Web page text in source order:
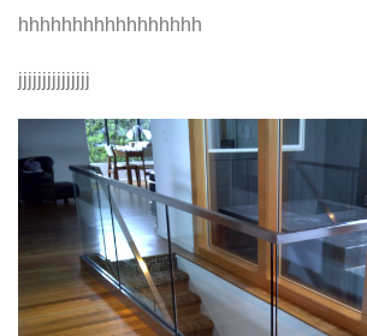
hhhhhhhhhhhhhhhhh
jjjjjjjjjjjjjjj